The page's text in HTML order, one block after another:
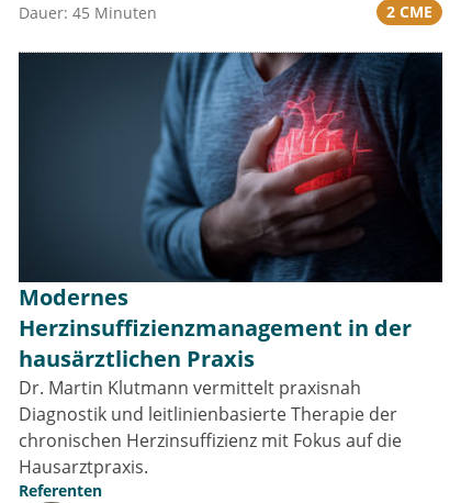
Dauer: 45 Minuten 2 CME
Modernes
Herzinsuffizienzmanagement in der
hausärztlichen Praxis
Dr. Martin Klutmann vermittelt praxisnah
Diagnostik und leitlinienbasierte Therapie der
chronischen Herzinsuffizienz mit Fokus auf die
Hausarztpraxis.
Referenten